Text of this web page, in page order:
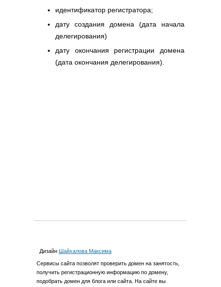
идентификатор регистратора;
дату создания домена (дата начала
делегирования)
дату окончания регистрации домена
(дата окончания делегирования).
Дизайн Шайхалова Максима
Cервиcы сайта позволят проверить домен на занятость,
получить регистрационную информацию по домену,
подобрать домен для блога или сайта. На сайте вы